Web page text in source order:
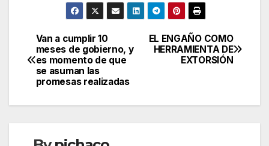
Navegación
de
entradas
EL ENGAÑO COMO
HERRAMIENTA DE
EXTORSIÓN
Van a cumplir 10
meses de gobierno, y
es momento de que
se asuman las
promesas realizadas